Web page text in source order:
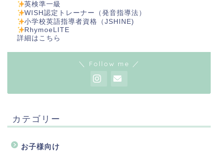
英検準一級
WISH認定トレーナー（発音指導法）
小学校英語指導者資格（JSHINE)
RhymoeLITE
詳細は こちら
＼ Follow me ／
カテゴリー
お子様向け